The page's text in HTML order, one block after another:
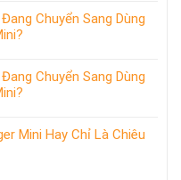
Chuyển Sang Dùng
Chuyển Sang Dùng
Mini Hay Chỉ Là Chiêu